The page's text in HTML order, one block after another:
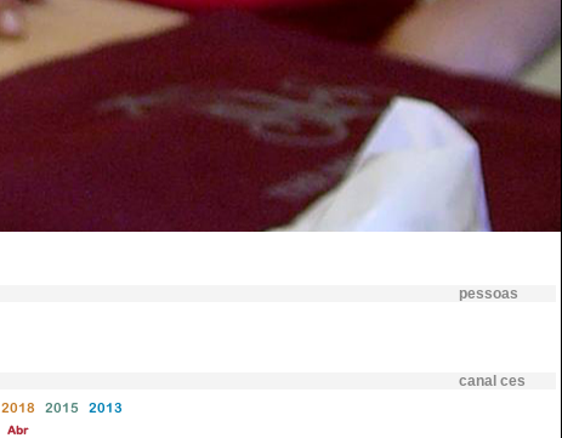
pessoas
canal ces
2018 2015 2013
Abr